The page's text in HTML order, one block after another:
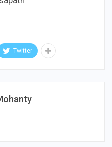
Twitter